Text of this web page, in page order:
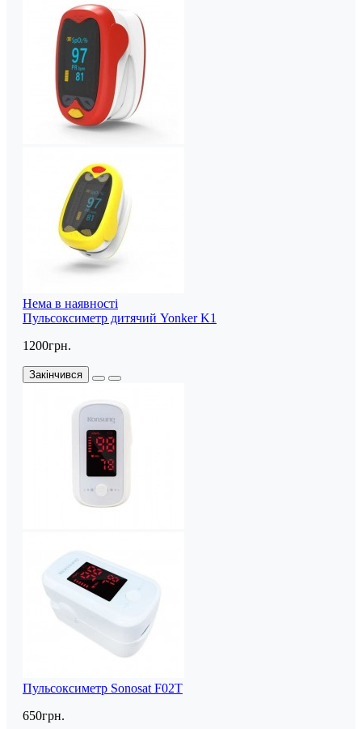
Нема в наявності
Пульсоксиметр дитячий Yonker K1
1200грн.
Закінчився
Пульсоксиметр Sonosat F02T
650грн.